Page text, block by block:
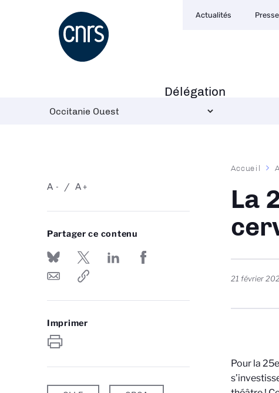
Navigation
principale
Délégation
secondaire
Actualités Presse
-
A +
A
Partager ce contenu
Imprimer
Fil
Accueil
La
21 février
Pour la